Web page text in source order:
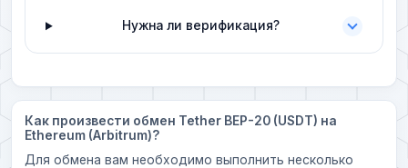
Нужна ли верификация?
Как произвести обмен Tether BEP-20 (USDT) на
Ethereum (Arbitrum)?
Для обмена вам необходимо выполнить несколько